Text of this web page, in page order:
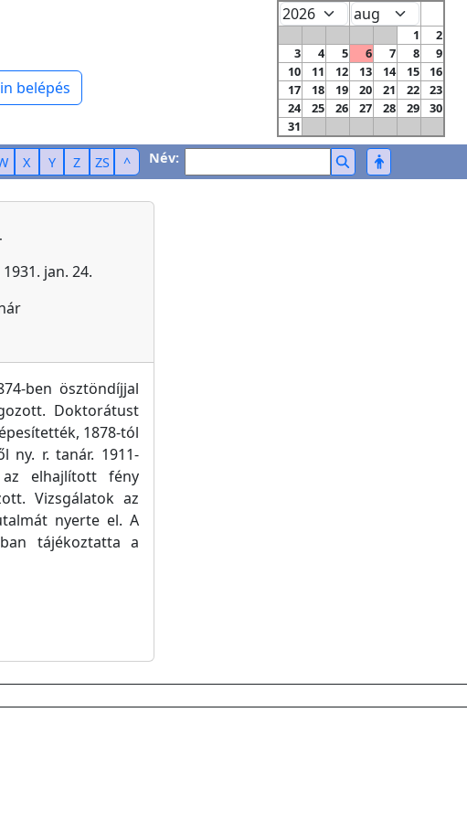
belépés
1
2
3
4 5 6 7 8
9
10
11 12 13 14 15
16
17
18 19 20 21 22
23
24
25 26 27 28 29
30
31
X Y Z ZS ^ Név:
jan. 24.
ben ösztöndíjjal
Doktorátust
1878-tól
ny. r. tanár. 1911-
az elhajlított fény
Vizsgálatok az
nyerte el. A
tájékoztatta a